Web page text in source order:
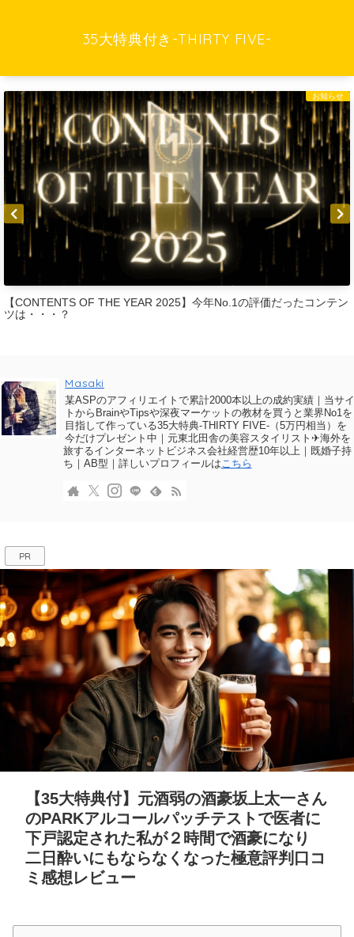
35大特典付き-THIRTY FIVE-
お知らせ
OF THE YEAR 2025】今年No.1の評価だったコンテン
？
Masaki
某ASPのアフィリエイトで累計2000本以上の成約実績｜当サ
トからBrainやTipsや深夜マーケットの教材を買うと業界No1を
目指して作っている35大特典-THIRTY FIVE-（5万円相当）を
今だけプレゼント中｜元東北田舎の美容スタイリスト✈海外を
旅するインターネットビジネス会社経営歴10年以上｜既婚子持
ち｜AB型｜詳しいプロフィールはこちら
PR
【35大特典付】元酒弱の酒豪坂上太一さん
のPARKアルコールパッチテストで医者に
下戸認定された私が２時間で酒豪になり
二日酔いにもならなくなった極意評判口コ
ミ感想レビュー